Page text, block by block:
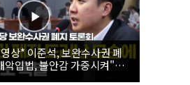
상* 이준석, 보완수사권 폐
악입법, 불안감 가중시켜"｜
보완수사권 폐지 토론회